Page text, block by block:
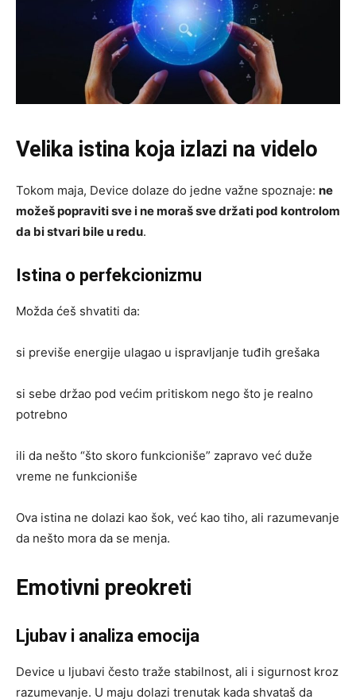
Velika istina koja izlazi na videlo
Tokom maja, Device dolaze do jedne važne spoznaje: ne
možeš popraviti sve i ne moraš sve držati pod kontrolom
da bi stvari bile u redu.
Istina o perfekcionizmu
Možda ćeš shvatiti da:
si previše energije ulagao u ispravljanje tuđih grešaka
si sebe držao pod većim pritiskom nego što je realno
potrebno
ili da nešto “što skoro funkcioniše” zapravo već duže
vreme ne funkcioniše
Ova istina ne dolazi kao šok, već kao tiho, ali razumevanje
da nešto mora da se menja.
Emotivni preokreti
Ljubav i analiza emocija
Device u ljubavi često traže stabilnost, ali i sigurnost kroz
razumevanje. U maju dolazi trenutak kada shvataš da